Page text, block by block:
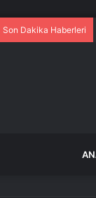
Son Dakika Haberleri